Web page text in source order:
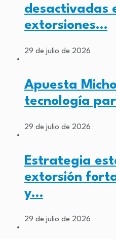
desactivadas
extorsiones…
29 de julio de 2026
Apuesta
tecnología
29 de julio de 2026
Estrategia
extorsión
y…
29 de julio de 2026